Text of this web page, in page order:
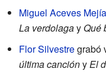
Miguel Aceves Mejía
La verdolagay Qué
Flor Silvestregrabó
última canciónyEl